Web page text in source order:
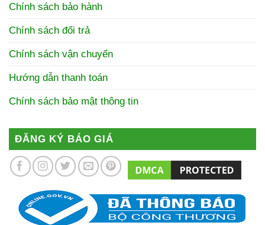
Chính sách bảo hành
Chính sách đổi trả
Chính sách vận chuyển
Hướng dẫn thanh toán
Chính sách bảo mật thông tin
ĐĂNG KÝ BÁO GIÁ